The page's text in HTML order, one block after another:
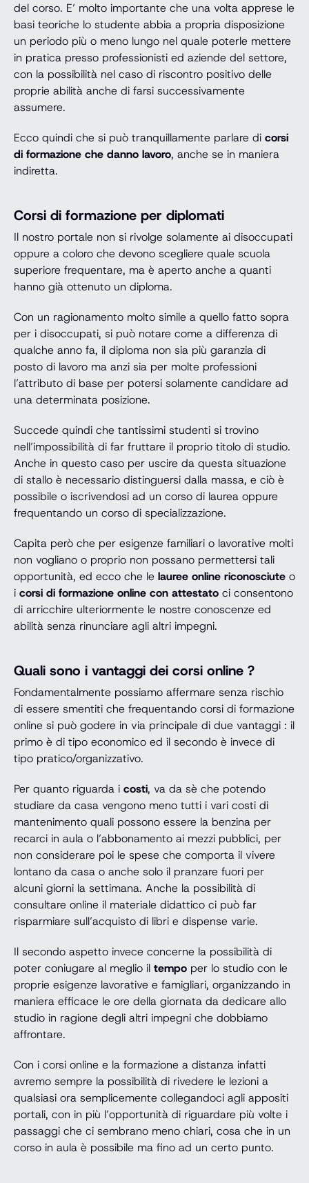
del corso. E’ molto importante che una volta apprese le
basi teoriche lo studente abbia a propria disposizione
un periodo più o meno lungo nel quale poterle mettere
in pratica presso professionisti ed aziende del settore,
con la possibilità nel caso di riscontro positivo delle
proprie abilità anche di farsi successivamente
assumere.
Ecco quindi che si può tranquillamente parlare di corsi
di formazione che danno lavoro, anche se in maniera
indiretta.
Corsi di formazione per diplomati
Il nostro portale non si rivolge solamente ai disoccupati
oppure a coloro che devono scegliere quale scuola
superiore frequentare, ma è aperto anche a quanti
hanno già ottenuto un diploma.
Con un ragionamento molto simile a quello fatto sopra
per i disoccupati, si può notare come a differenza di
qualche anno fa, il diploma non sia più garanzia di
posto di lavoro ma anzi sia per molte professioni
l’attributo di base per potersi solamente candidare ad
una determinata posizione.
Succede quindi che tantissimi studenti si trovino
nell’impossibilità di far fruttare il proprio titolo di studio.
Anche in questo caso per uscire da questa situazione
di stallo è necessario distinguersi dalla massa, e ciò è
possibile o iscrivendosi ad un corso di laurea oppure
frequentando un corso di specializzazione.
Capita però che per esigenze familiari o lavorative molti
non vogliano o proprio non possano permettersi tali
opportunità, ed ecco che le lauree online riconosciute o
i corsi di formazione online con attestato ci consentono
di arricchire ulteriormente le nostre conoscenze ed
abilità senza rinunciare agli altri impegni.
Quali sono i vantaggi dei corsi online ?
Fondamentalmente possiamo affermare senza rischio
di essere smentiti che frequentando corsi di formazione
online si può godere in via principale di due vantaggi : il
primo è di tipo economico ed il secondo è invece di
tipo pratico/organizzativo.
Per quanto riguarda i costi, va da sè che potendo
studiare da casa vengono meno tutti i vari costi di
mantenimento quali possono essere la benzina per
recarci in aula o l’abbonamento ai mezzi pubblici, per
non considerare poi le spese che comporta il vivere
lontano da casa o anche solo il pranzare fuori per
alcuni giorni la settimana. Anche la possibilità di
consultare online il materiale didattico ci può far
risparmiare sull’acquisto di libri e dispense varie.
Il secondo aspetto invece concerne la possibilità di
poter coniugare al meglio il tempo per lo studio con le
proprie esigenze lavorative e famigliari, organizzando in
maniera efficace le ore della giornata da dedicare allo
studio in ragione degli altri impegni che dobbiamo
affrontare.
Con i corsi online e la formazione a distanza infatti
avremo sempre la possibilità di rivedere le lezioni a
qualsiasi ora semplicemente collegandoci agli appositi
portali, con in più l’opportunità di riguardare più volte i
passaggi che ci sembrano meno chiari, cosa che in un
corso in aula è possibile ma fino ad un certo punto.